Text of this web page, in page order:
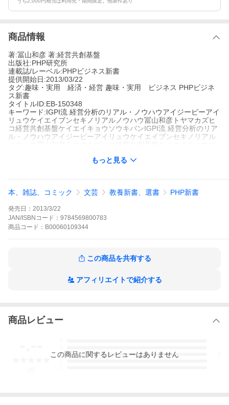
商品情報
著:冨山和彦 著:経営共創基盤
出版社:PHP研究所
連載誌/レーベル:PHPビジネス新書
提供開始日:2013/03/22
タグ:趣味・実用 経済・経営 趣味・実用 ビジネス PHPビジネ
ス新書
タイトルID:EB-150348
キーワード:IGPI流 経営分析のリアル・ノウハウアイジーピーアイ
リュウケイエイブンセキノリアルノウハウ冨山和彦トヤマカズヒ
コ経営共創基盤ケイエイキョウソウキバンIGPI流 経営分析のリア
ル・ノウハウアイジーピーアイリュウケイエイブンセキノリアル
PHPビジネス新書
経営分析、財務分析の本は山ほどある。ただ、「机上の空論」で
終わるものも少なくない。「数字のウラ側を読み解く技術」を身
につけられる本書は、それらとは一線を画す。会社が生きるか死
開!メーカー、小売・卸、通信、飲食ビジネスなど、具体的なエピ
る会社は大丈夫か、取引先は……。日々、状況把握を求められ、
「診断ミス」が許されない営業のリーダーに、必ず役立つ一冊。
もっと見る
本、雑誌、コミック 文芸 教養新書、選書 PHP新書
発売日： 2013/3/22
JAN/ISBNコード： 9784569800783
商品 コード： B00060109344
この商品を共有する
アフィリエイトで紹介する
商品レビュー
3
この商品に関するレビューはありません